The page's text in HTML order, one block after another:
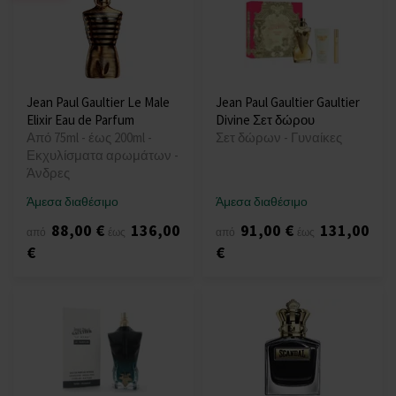
Jean Paul Gaultier Le Male
Elixir Eau de Parfum
Από 75ml - έως 200ml -
Εκχυλίσματα αρωμάτων -
Άνδρες
Άμεσα διαθέσιμο
από 88,00 € έως 136,00
€
Jean Paul Gaultier Gaultier
Divine Σετ δώρου
Σετ δώρων - Γυναίκες
Άμεσα διαθέσιμο
από 91,00 € έως 131,00
€